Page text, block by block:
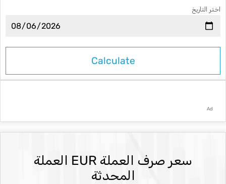
اختر التاريخ
Ad
سعر صرف العملة EUR العملة
المحدثة